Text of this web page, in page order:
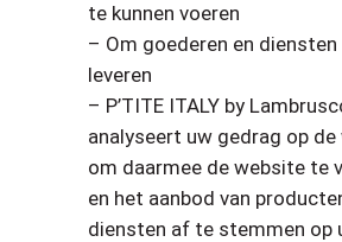
te kunnen voeren
– Om goederen en
leveren
– P’TITE ITALY by
analyseert uw gedrag op
om daarmee de website te
en het aanbod van
diensten af te stemmen op